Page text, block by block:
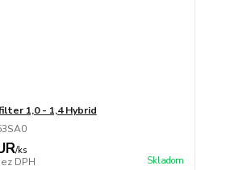
1,0 - 1,4 Hybrid
/ks
DPH Skladom